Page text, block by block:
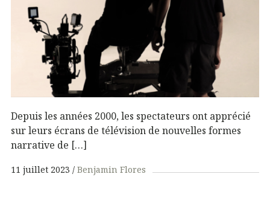
Depuis les années 2000, les spectateurs ont apprécié
sur leurs écrans de télévision de nouvelles formes
narrative de […]
11 juillet 2023 Benjamin Flores